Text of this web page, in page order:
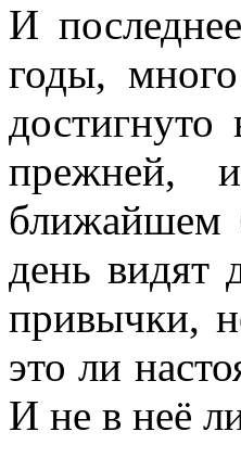
И
годы,
прежней,
ближайшем
день видят
привычки,
это ли
И не в неё